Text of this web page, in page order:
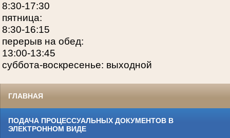
8:30-17:30
пятница:
8:30-16:15
перерыв на обед:
13:00-13:45
суббота-воскресенье: выходной
ГЛАВНАЯ
ПОДАЧА ПРОЦЕССУАЛЬНЫХ ДОКУМЕНТОВ В
ЭЛЕКТРОННОМ ВИДЕ